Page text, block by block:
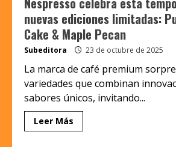
nuevas ediciones limitadas:
Cake & Maple Pecan
Subeditora 23 de octubre de 2025
La marca de café premium
variedades que combinan
sabores únicos, invitando...
Leer Más